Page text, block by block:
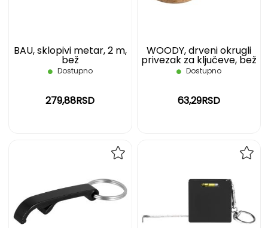
BAU, sklopivi metar, 2 m,
bež
Dostupno
279,88RSD
WOODY, drveni okrugli
privezak za ključeve, bež
Dostupno
63,29RSD
NA